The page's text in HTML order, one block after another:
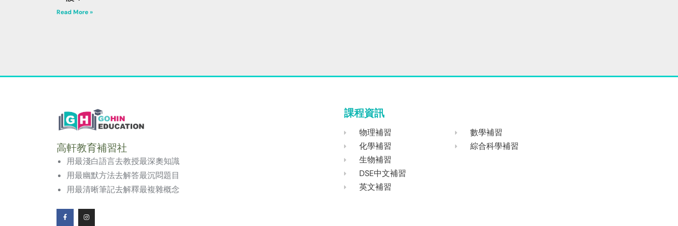
Read More »
高軒教育補習社
用最淺白語言去教授最深奧知識
用最幽默方法去解答最沉悶題目
用最清晰筆記去解釋最複雜概念
F I
課程資訊
物理補習
化學補習
生物補習
DSE中文補習
英文補習
數學補習
綜合科學補習